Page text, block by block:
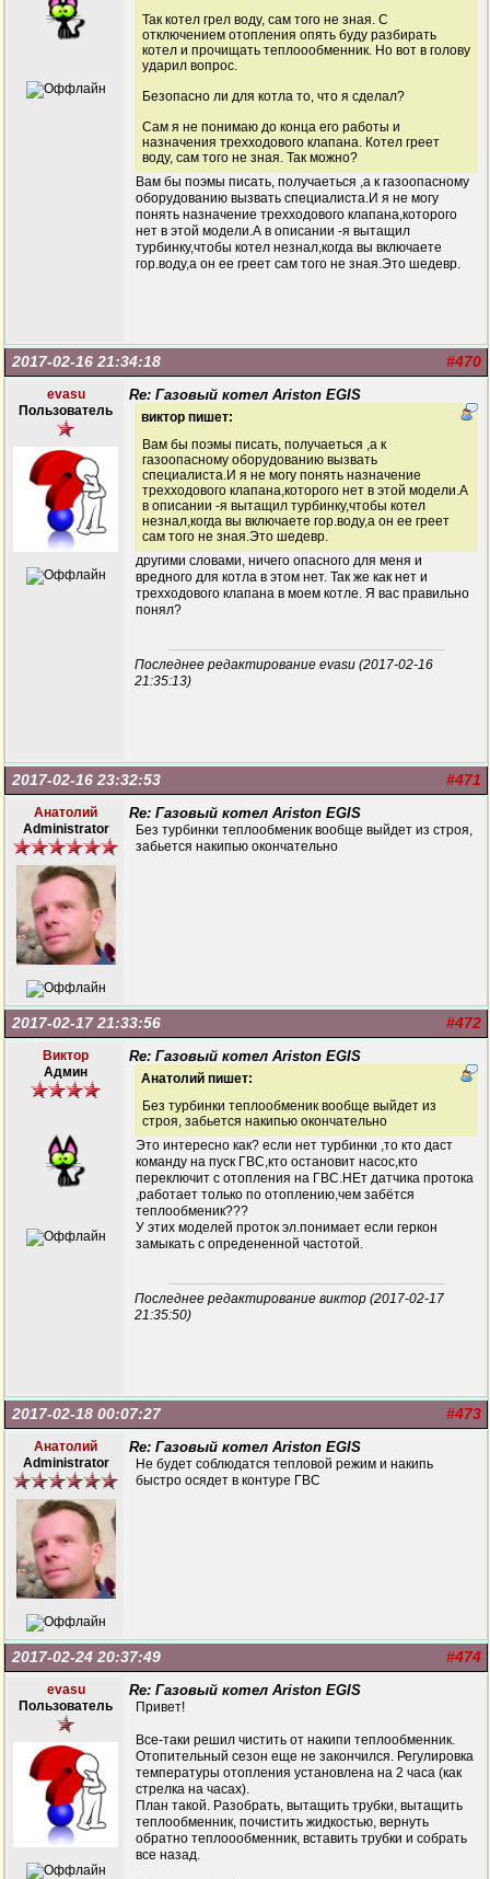
Так котел грел воду, сам того не зная. С
отключением отопления опять буду разбирать
котел и прочищать теплоообменник. Но вот в голову
ударил вопрос.
Безопасно ли для котла то, что я сделал?
Сам я не понимаю до конца его работы и
назначения трехходового клапана. Котел греет
воду, сам того не зная. Так можно?
Вам бы поэмы писать, получаеться ,а к газоопасному
оборудованию вызвать специалиста.И я не могу
понять назначение трехходового клапана,которого
нет в этой модели.А в описании -я вытащил
турбинку,чтобы котел незнал,когда вы включаете
гор.воду,а он ее греет сам того не зная.Это шедевр.
#470
2017-02-16 21:34:18
evasu
Пользователь
Re: Газовый котел Ariston EGIS
виктор пишет:
Вам бы поэмы писать, получаеться ,а к
газоопасному оборудованию вызвать
специалиста.И я не могу понять назначение
трехходового клапана,которого нет в этой модели.А
в описании -я вытащил турбинку,чтобы котел
незнал,когда вы включаете гор.воду,а он ее греет
сам того не зная.Это шедевр.
другими словами, ничего опасного для меня и
вредного для котла в этом нет. Так же как нет и
трехходового клапана в моем котле. Я вас правильно
понял?
Последнее редактирование evasu (2017-02-16
21:35:13)
#471
2017-02-16 23:32:53
Анатолий
Administrator
Re: Газовый котел Ariston EGIS
Без турбинки теплообменик вообще выйдет из строя,
забьется накипью окончательно
#472
2017-02-17 21:33:56
Виктор
Админ
Re: Газовый котел Ariston EGIS
Анатолий пишет:
Без турбинки теплообменик вообще выйдет из
строя, забьется накипью окончательно
Это интересно как? если нет турбинки ,то кто даст
команду на пуск ГВС,кто остановит насос,кто
переключит с отопления на ГВС.НЕт датчика протока
,работает только по отоплению,чем забётся
теплообменик???
У этих моделей проток эл.понимает если геркон
замыкать с опредененной частотой.
Последнее редактирование виктор (2017-02-17
21:35:50)
#473
2017-02-18 00:07:27
Анатолий
Administrator
Re: Газовый котел Ariston EGIS
Не будет соблюдатся тепловой режим и накипь
быстро осядет в контуре ГВС
#474
2017-02-24 20:37:49
evasu
Пользователь
Re: Газовый котел Ariston EGIS
Привет!
Все-таки решил чистить от накипи теплообменник.
Отопительный сезон еще не закончился. Регулировка
температуры отопления установлена на 2 часа (как
стрелка на часах).
План такой. Разобрать, вытащить трубки, вытащить
теплообменник, почистить жидкостью, вернуть
обратно теплоообменник, вставить трубки и собрать
все назад.